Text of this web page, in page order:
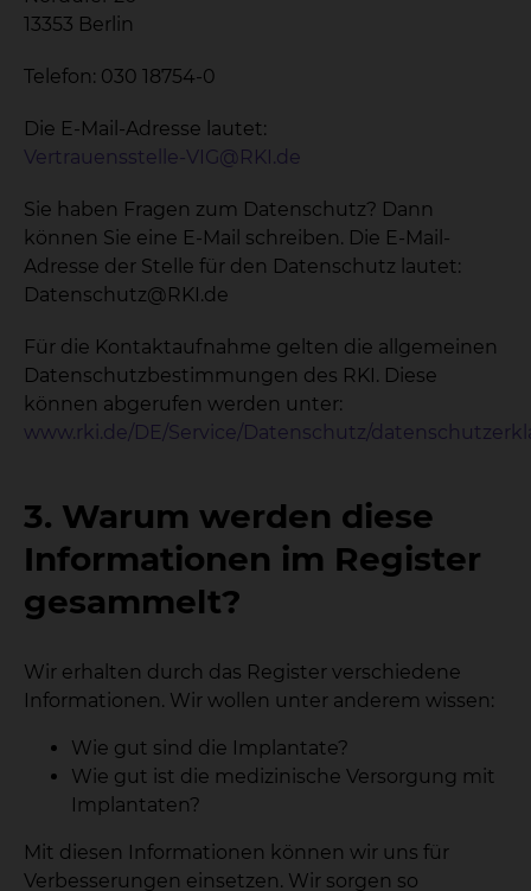
13353 Berlin
Telefon: 030 18754-0
Die E-Mail-Adresse lautet:
Vertrauensstelle-VIG@RKI.de
Sie haben Fragen zum Datenschutz? Dann
können Sie eine E-Mail schreiben. Die E-Mail-
Adresse der Stelle für den Datenschutz lautet:
Datenschutz@RKI.de
Für die Kontaktaufnahme gelten die allgemeinen
Datenschutzbestimmungen des RKI. Diese
können abgerufen werden unter:
www.rki.de/DE/Service/Datenschutz/
3. Warum werden diese
Informationen im Register
gesammelt?
Wir erhalten durch das Register verschiedene
Informationen. Wir wollen unter anderem wissen:
Wie gut sind die Implantate?
Wie gut ist die medizinische Versorgung mit
Implantaten?
Mit diesen Informationen können wir uns für
Verbesserungen einsetzen. Wir sorgen so